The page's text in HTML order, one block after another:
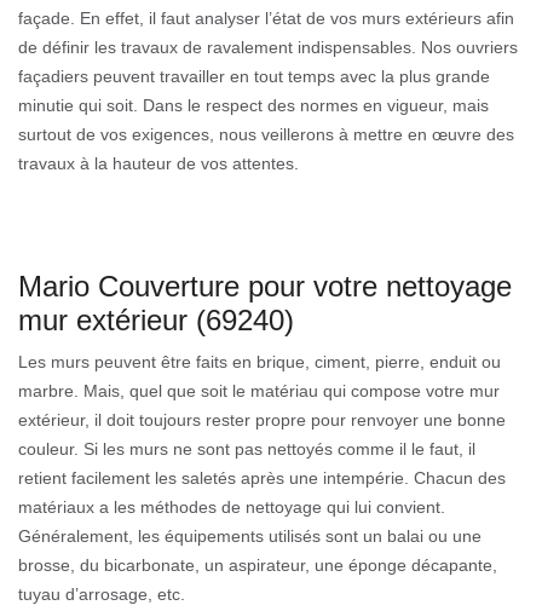
façade. En effet, il faut analyser l’état de vos murs extérieurs afin
de définir les travaux de ravalement indispensables. Nos ouvriers
façadiers peuvent travailler en tout temps avec la plus grande
minutie qui soit. Dans le respect des normes en vigueur, mais
surtout de vos exigences, nous veillerons à mettre en œuvre des
travaux à la hauteur de vos attentes.
Mario Couverture pour votre nettoyage
mur extérieur (69240)
Les murs peuvent être faits en brique, ciment, pierre, enduit ou
marbre. Mais, quel que soit le matériau qui compose votre mur
extérieur, il doit toujours rester propre pour renvoyer une bonne
couleur. Si les murs ne sont pas nettoyés comme il le faut, il
retient facilement les saletés après une intempérie. Chacun des
matériaux a les méthodes de nettoyage qui lui convient.
Généralement, les équipements utilisés sont un balai ou une
brosse, du bicarbonate, un aspirateur, une éponge décapante,
tuyau d’arrosage, etc.